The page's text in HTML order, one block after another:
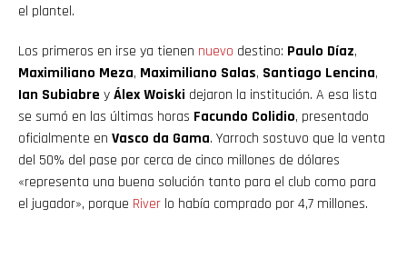
el plantel.
Los primeros en irse ya tienen nuevo destino: Paulo Díaz,
Maximiliano Meza, Maximiliano Salas, Santiago Lencina,
Ian Subiabre yÁlex Woiski dejaron la institución. A esa lista
se sumó en las últimas horas Facundo Colidio, presentado
oficialmente en Vasco da Gama. Yarroch sostuvo que la venta
del 50% del pase por cerca de cinco millones de dólares
«representa una buena solución tanto para el club como para
el jugador», porque River lo había comprado por 4,7 millones.